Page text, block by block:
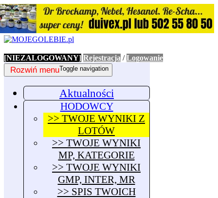
[NIEZALOGOWANY] Rejestracja /Logowanie
Toggle navigation
Rozwiń menu
Aktualności
HODOWCY
>> TWOJE WYNIKI Z
LOTÓW
>> TWOJE WYNIKI
MP, KATEGORIE
>> TWOJE WYNIKI
GMP, INTER, MR
>> SPIS TWOICH